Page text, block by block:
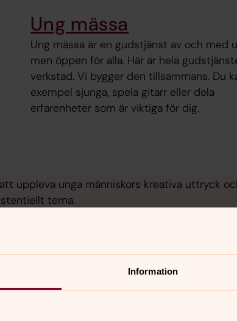
Information
Ung mässa
Ung mässa är en gudstjänst av och med
men öppen för alla. Här är hela
verkstad. Vi bygger den tillsammans. Du
exempel sjunga, spela gitarr eller dela
erfarenheter som är viktiga för dig.
uppleva unga människors kreativa uttryck
tema.